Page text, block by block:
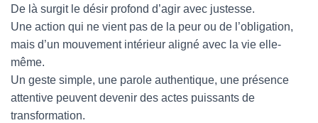
De là surgit le désir profond d’agir avec justesse.
Une action qui ne vient pas de la peur ou de l’obligation,
mais d’un mouvement intérieur aligné avec la vie elle-
même.
Un geste simple, une parole authentique, une présence
attentive peuvent devenir des actes puissants de
transformation.